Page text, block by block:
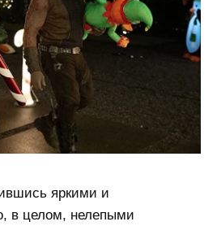
яркими и
в целом, нелепыми